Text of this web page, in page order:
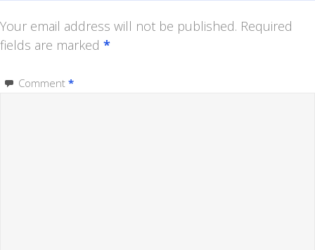
Your email address will not be published. Required
fields are marked *
Comment *